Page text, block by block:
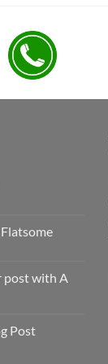
post with A
Post